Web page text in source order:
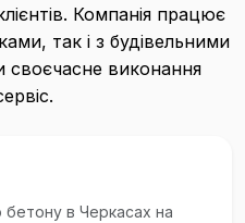
Компанія працює
так і з будівельними
своєчасне виконання
в Черкасах на